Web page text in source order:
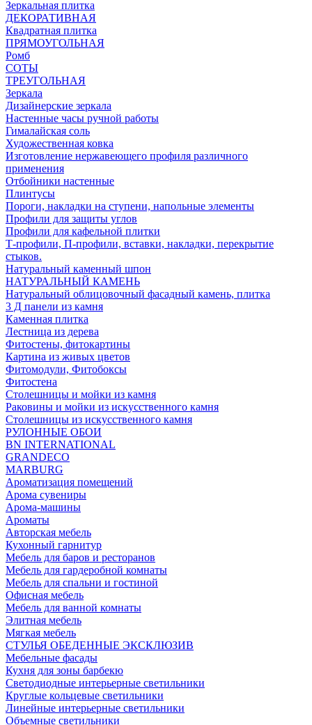
Зеркальная плитка
ДЕКОРАТИВНАЯ
Квадратная плитка
ПРЯМОУГОЛЬНАЯ
Ромб
СОТЫ
ТРЕУГОЛЬНАЯ
Зеркала
Дизайнерские зеркала
Настенные часы ручной работы
Гималайская соль
Художественная ковка
Изготовление нержавеющего профиля различного
применения
Отбойники настенные
Плинтусы
Пороги, накладки на ступени, напольные элементы
Профили для защиты углов
Профили для кафельной плитки
Т-профили, П-профили, вставки, накладки, перекрытие
стыков.
Натуральный каменный шпон
НАТУРАЛЬНЫЙ КАМЕНЬ
Натуральный облицовочный фасадный камень, плитка
3 Д панели из камня
Каменная плитка
Лестница из дерева
Фитостены, фитокартины
Картина из живых цветов
Фитомодули, Фитобоксы
Фитостена
Столешницы и мойки из камня
Раковины и мойки из искусственного камня
Столешницы из искусственного камня
РУЛОННЫЕ ОБОИ
BN INTERNATIONAL
GRANDECO
MARBURG
Ароматизация помещений
Арома сувениры
Арома-машины
Ароматы
Авторская мебель
Кухонный гарнитур
Мебель для баров и ресторанов
Мебель для гардеробной комнаты
Мебель для спальни и гостиной
Офисная мебель
Мебель для ванной комнаты
Элитная мебель
Мягкая мебель
СТУЛЬЯ ОБЕДЕННЫЕ ЭКСКЛЮЗИВ
Мебельные фасады
Кухня для зоны барбекю
Светодиодные интерьерные светильники
Круглые кольцевые светильники
Линейные интерьерные светильники
Объемные светильники